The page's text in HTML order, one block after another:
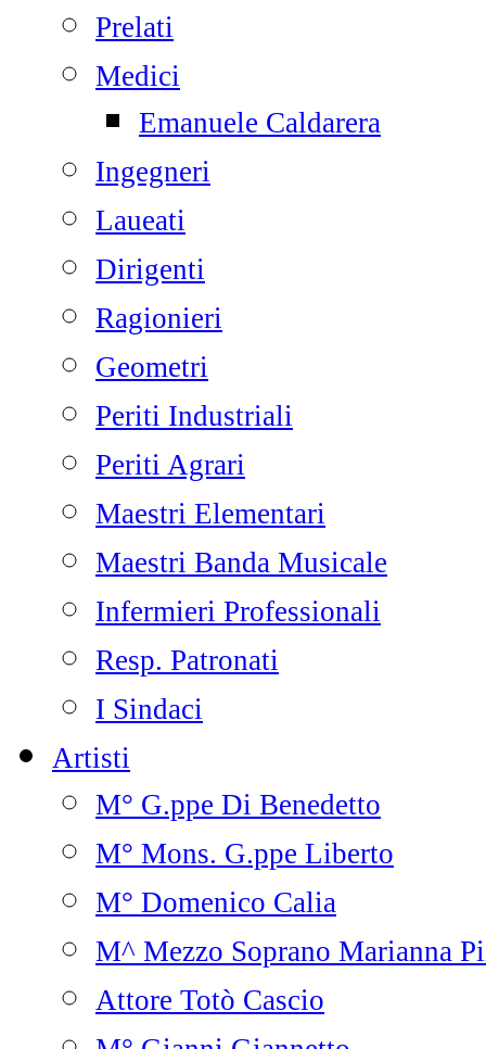
Prelati
Medici
Emanuele Caldarera
Ingegneri
Laueati
Dirigenti
Ragionieri
Geometri
Periti Industriali
Periti Agrari
Maestri Elementari
Maestri Banda Musicale
Infermieri Professionali
Resp. Patronati
I Sindaci
Artisti
M° G.ppe Di Benedetto
M° Mons. G.ppe Liberto
M° Domenico Calia
M^ Mezzo Soprano Marianna
Attore Totò Cascio